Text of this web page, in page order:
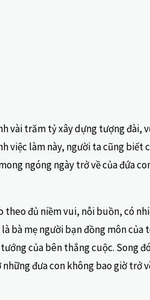
vài trăm tỷ xây dựng tượng đài,
việc làm này, người ta cũng biết
ngóng ngày trở về của đứa
theo đủ niềm vui, nỗi buồn, có
bà mẹ người bạn đồng môn của
của bên thắng cuộc. Song
đưa con không bao giờ trở